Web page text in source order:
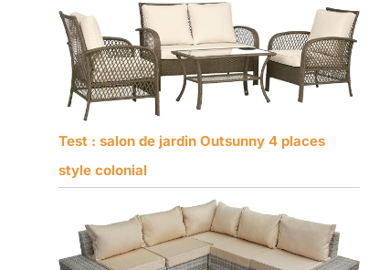
Test : salon de jardin Outsunny 4 places
style colonial